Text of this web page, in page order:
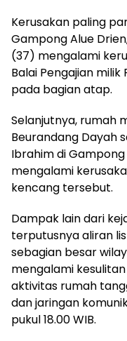
Kerusakan paling
Gampong Alue
(37) mengalami
Balai Pengajian milik
pada bagian atap.
Selanjutnya, rumah
Beurandang Dayah
Ibrahim di
mengalami
kencang tersebut.
Dampak lain dari
terputusnya aliran
sebagian besar
mengalami
aktivitas rumah
dan jaringan
pukul 18.00 WIB.